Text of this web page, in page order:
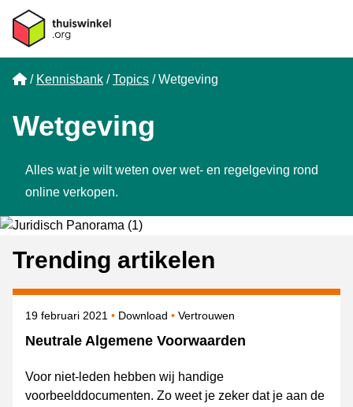
Home
Kennisbank Topics Wetgeving
Wetgeving
Alles wat je wilt weten over wet- en regelgeving rond
online verkopen.
Trending artikelen
Neutrale Algemene Voorwaarden
Gepubliceerd op
19 februari 2021 Download Onderwerpen
Vertrouwen
Voor niet-leden hebben wij handige
voorbeelddocumenten. Zo weet je zeker dat je aan de